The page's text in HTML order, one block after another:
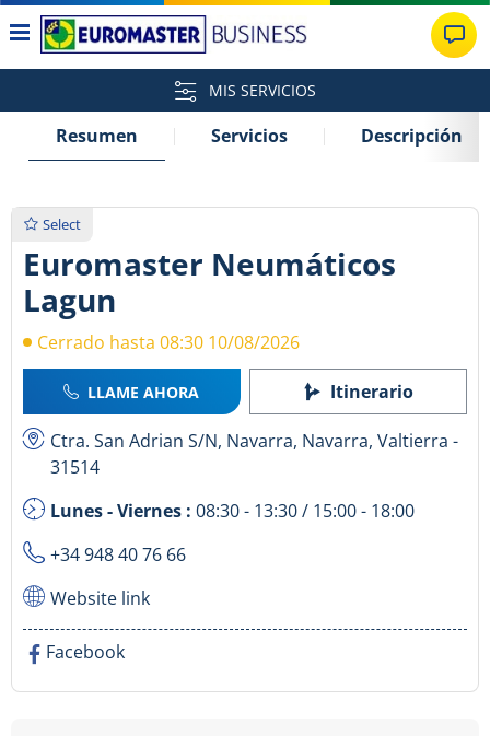
MIS SERVICIOS
Resumen Servicios Descripción
Select
Euromaster Neumáticos
Lagun
Cerrado hasta 08:30 10/08/2026
LLAME AHORA Itinerario
Ctra. San Adrian S/N, Navarra, Navarra, Valtierra -
31514
Lunes - Viernes : 08:30 - 13:30 / 15:00 - 18:00
+34 948 40 76 66
Website link
Facebook